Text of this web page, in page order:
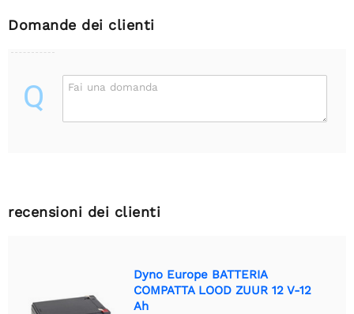
Domande dei clienti
Q Fai una domanda
recensioni dei clienti
Dyno Europe BATTERIA
COMPATTA LOOD ZUUR 12 V-12
Ah